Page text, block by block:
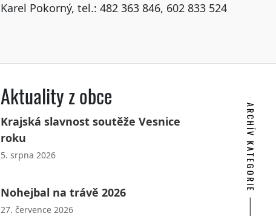
Karel Pokorný, tel.: 482 363 846, 602 833 524
Aktuality z obce
Krajská slavnost soutěže Vesnice
roku
5. srpna 2026
Nohejbal na trávě 2026
27. července 2026
ARCHÍV KATEGORIE